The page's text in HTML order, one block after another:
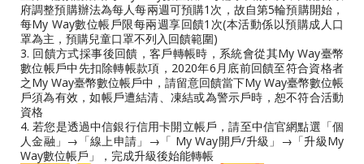
府調整預購辦法為每人每兩週可預購1次，故自第5輪預購開始，
每My Way數位帳戶限每兩週享回饋1次(本活動係以預購成人口
罩為主，預購兒童口罩不列入回饋範圍)
3. 回饋方式採事後回饋，客戶轉帳時，系統會從其My Way臺幣
數位帳戶中先扣除轉帳款項，2020年6月底前回饋至符合資格者
之My Way臺幣數位帳戶中，請留意回饋當下My Way臺幣數位帳
戶須為有效，如帳戶遭結清、凍結或為警示戶時，恕不符合活動
資格
4. 若您是透過中信銀行信用卡開立帳戶，請至中信官網點選「個
人金融」→「線上申請」→「 My Way開戶/升級」→「升級My
Way數位帳戶」，完成升級後始能轉帳